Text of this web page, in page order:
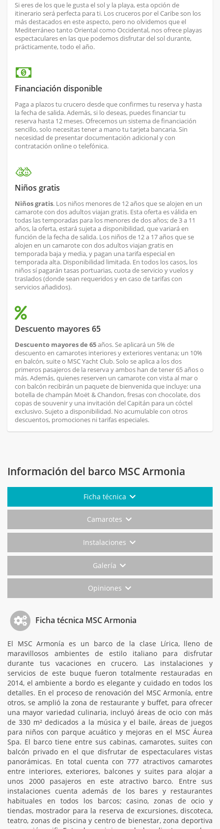
Si eres de los que le gusta el sol y la playa, esta opción de
itinerario será perfecta para ti. Los cruceros por el Caribe son los
más destacados en este aspecto, pero no olvidemos que el
Mediterráneo tanto Oriental como Occidental, nos ofrece playas
espectaculares en las que podemos disfrutar del sol durante,
prácticamente, todo el año.
Financiación disponible
Paga a plazos tu crucero desde que confirmes tu reserva y hasta
la fecha de salida. Además, si lo deseas, puedes financiar tu
reserva hasta 12 meses. Ofrecemos un sistema de financiación
sencillo, solo necesitas tener a mano tu tarjeta bancaria. Sin
necesidad de presentar documentación adicional y con
contratación online o telefónica.
Niños gratis
Niños gratis. Los niños menores de 12 años que se alojen en un
camarote con dos adultos viajan gratis. Esta oferta es válida en
todas las temporadas para los menores de dos años; de 3 a 11
años, la oferta, estará sujeta a disponibilidad, que variará en
función de la fecha de salida. Los niños de 12 a 17 años que se
alojen en un camarote con dos adultos viajan gratis en
temporada baja y media, y pagan una tarifa especial en
temporada alta. Disponibilidad limitada. En todos los casos, los
niños sí pagarán tasas portuarias, cuota de servicio y vuelos y
traslados (donde sean requeridos y en caso de tarifas con
servicios añadidos).
Descuento mayores 65
Descuento mayores de 65años. Se aplicará un 5% de
descuento en camarotes interiores y exteriores ventana; un 10%
en balcón, suite o MSC Yacht Club. Solo se aplica a los dos
primeros pasajeros de la reserva y ambos han de tener 65 años o
más. Además, quienes reserven un camarote con vista al mar o
con balcón recibirán un paquete de bienvenida que incluye: una
botella de champán Moët & Chandon, fresas con chocolate, dos
copas de souvenir y una invitación del Capitán para un cóctel
exclusivo. Sujeto a disponibilidad. No acumulable con otros
descuentos, promociones ni tarifas especiales.
Información del barco MSC Armonia
Ficha técnica
Camarotes
Instalaciones
Galería
Opiniones
Ficha técnica MSC Armonia
El MSC Armonía es un barco de la clase Lírica, lleno de
maravillosos ambientes de estilo italiano para disfrutar
durante tus vacaciones en crucero. Las instalaciones y
servicios de este buque fueron totalmente restauradas en
2014, el ambiente a bordo es elegante y cuidado en todos los
detalles. En el proceso de renovación del MSC Armonía, entre
otros, se amplió la zona de restaurante y buffet, para ofrecer
una mayor variedad culinaria, incluyó áreas de ocio con más
de 330 m² dedicados a la música y el baile, áreas de juegos
para niños con parque acuático y mejoras en el MSC Áurea
Spa. El barco tiene entre sus cabinas, camarotes, suites con
balcón privado en el que disfrutar de espectaculares vistas
panorámicas. En total cuenta con 777 atractivos camarotes
entre interiores, exteriores, balcones y suites para alojar a
unos 2000 pasajeros en este atractivo barco. Entre sus
instalaciones cuenta además de los bares y restaurantes
habituales en todos los barcos; casino, zonas de ocio y
tiendas, mostrador para la reserva de excursiones, discoteca,
teatro, zonas de piscina y centro de bienestar, zona deportiva